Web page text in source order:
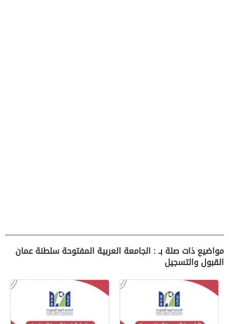
مواضيع ذات صلة بـ : الجامعة العربية المفتوحة سلطنة عمان
القبول والتسجيل